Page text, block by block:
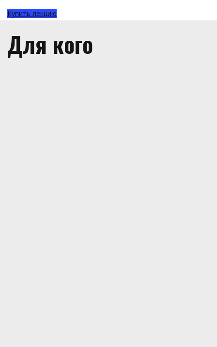
Купить лекцию
Для кого